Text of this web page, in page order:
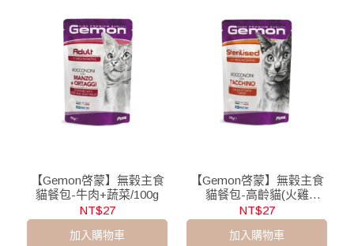
【Gemon啓蒙】無穀主食
貓餐包-牛肉+蔬菜/100g
NT$27
加入購物車
【Gemon啓蒙】無穀主食
貓餐包-高齡貓(火雞
肉)/100g
NT$27
加入購物車